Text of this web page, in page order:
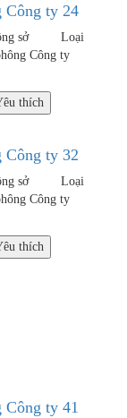
Công ty 24
sở Loại
phông Công ty
thích
Công ty 32
sở Loại
phông Công ty
thích
Công ty 41